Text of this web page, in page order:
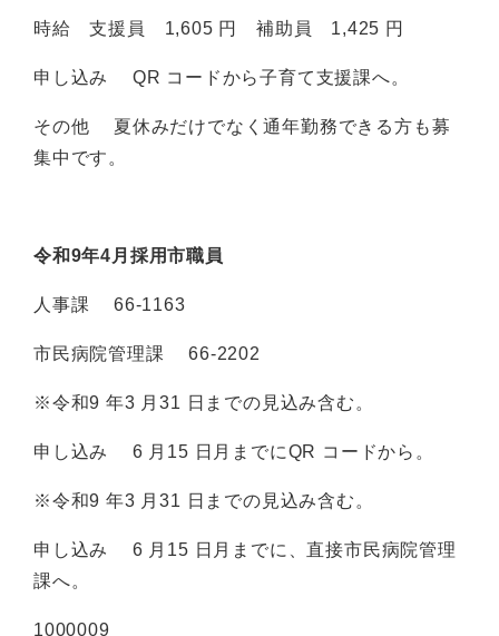
時給 支援員 1,605 円 補助員 1,425 円
申し込み QR コードから子育て支援課へ。
その他 夏休みだけでなく通年勤務できる方も募
集中です。
令和9年4 月採用市職員
人事課 66-1163
市民病院管理課 66-2202
※令和9 年3 月31 日までの見込み含む。
申し込み 6 月15 日月までにQR コードから。
※令和9 年3 月31 日までの見込み含む。
申し込み 6 月15 日月までに、直接市民病院管理
課へ。
1000009